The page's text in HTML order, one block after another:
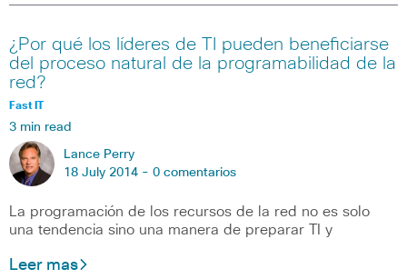
¿Por qué los líderes de TI pueden beneficiarse
del proceso natural de la programabilidad de la
red?
Fast IT
3 min read
Lance Perry
18 July 2014 - 0 comentarios
La programación de los recursos de la red no es solo
una tendencia sino una manera de preparar TI y
Leer mas